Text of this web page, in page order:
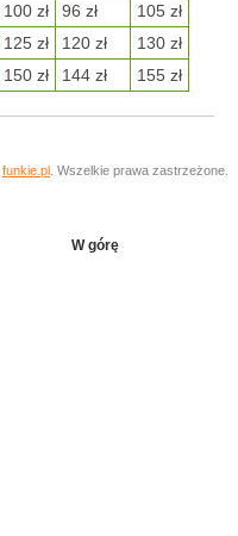
100 zł 96 zł
105 zł
125 zł 120 zł
130 zł
150 zł 144 zł 155 zł
funkie.pl . Wszelkie prawa zastrzeżone.
W górę